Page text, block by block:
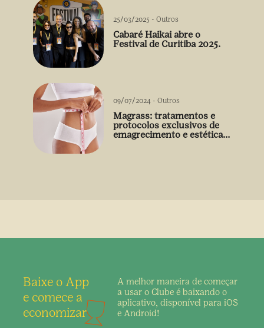
25/03/2025 - Outros
Cabaré Haikai abre o
Festival de Curitiba 2025.
09/07/2024 - Outros
Magrass: tratamentos e
protocolos exclusivos de
emagrecimento e estética
Baixe o App
e comece a
economizar
A melhor maneira de começar
a usar o Clube é baixando o
aplicativo, disponível para iOS
e Android!